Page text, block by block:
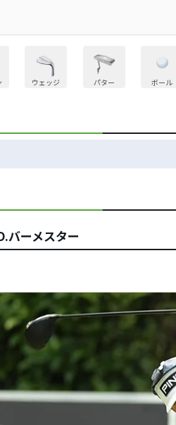
ウェッジ パター ボール
バーメスター